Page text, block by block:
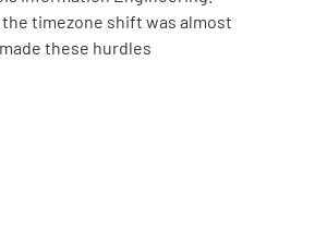
timezone shift was almost
these hurdles